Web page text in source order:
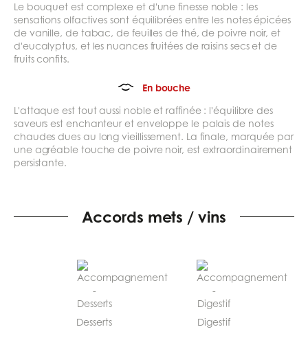
Le bouquet est complexe et d'une finesse noble : les
sensations olfactives sont équilibrées entre les notes épicées
de vanille, de tabac, de feuilles de thé, de poivre noir, et
d'eucalyptus, et les nuances fruitées de raisins secs et de
fruits confits.
En bouche
L'attaque est tout aussi noble et raffinée : l'équilibre des
saveurs est enchanteur et enveloppe le palais de notes
chaudes dues au long vieillissement. La finale, marquée par
une agréable touche de poivre noir, est extraordinairement
persistante.
Accords mets / vins
Desserts Digestif